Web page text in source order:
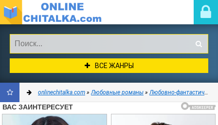
ВСЕ ЖАНРЫ
ДОБАВИТЬ
onlinechitalka.com »Любовные романы »Любовно-фантастические романы